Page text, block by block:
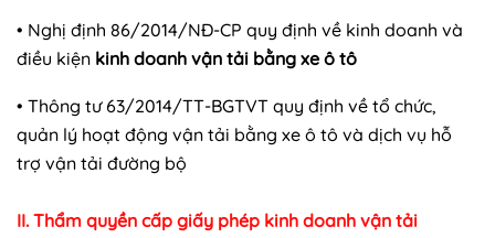
• Nghị định 86/2014/NĐ-CP quy định về kinh doanh và
điều kiện kinh doanh vận tải bằng xe ô tô
• Thông tư 63/2014/TT-BGTVT quy định về tổ chức,
quản lý hoạt động vận tải bằng xe ô tô và dịch vụ hỗ
trợ vận tải đường bộ
II. Thẩm quyền cấp giấy phép kinh doanh vận tải